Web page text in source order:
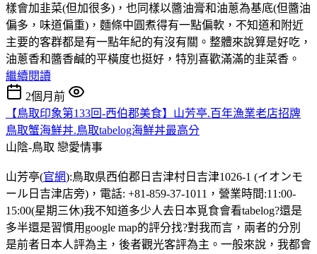
樣會加韭菜(但加很多)，也同樣以醬油膏和油蔥為基底(但醬油
偏多，味道偏重)，麵條中圓煮得有一點偏軟，不知道和附近
主要的客群都是有一點年紀的有沒有關。整體來說算是好吃，
油蔥香和醬香鹹的平橫度也挺好，特別喜歡滿滿的韭菜香。
繼續閱讀
2個月前
【鳥取印象第133回-西伯郡美食】山芳亭.百年漁業老店招牌
鳥取蟹海鮮丼.鳥取tabelog海鮮丼最高分
山陰-鳥取 戀愛情事
山芳亭(官網):鳥取県西伯郡日吉津村日吉津1026-1 (イオンモ
ール日吉津店旁)，電話: +81-859-37-1011，營業時間:11:00-
15:00(星期三休)我不知道多少人去日本覓食會看tabelog?還是
多半還是習慣用google map的評分找?對我而言，兩者的分別
是前者日本人評為主，後者觀光客評為主。一般來說，我都會